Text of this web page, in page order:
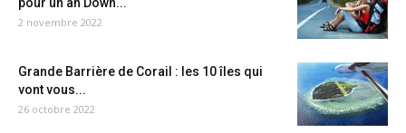
2 novembre 2022
Grande Barrière de Corail : les 10 îles qui
vont vous...
26 octobre 2022